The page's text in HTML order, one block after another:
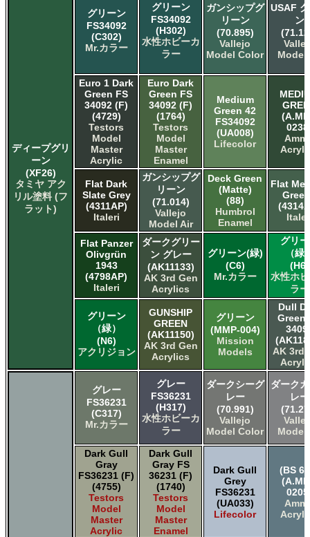
ディープグリ
ーン
(XF26)
タミヤ アク
リル塗料 (フ
ラット)
グリーン
FS34092
(C302)
Mr.カラー
グリーン
FS34092
(H302)
水性ホビーカ
ラー
ガンシップグ
リーン
(70.895)
Vallejo
Model Color
USAF
ン
Model
Euro 1 Dark
Green FS
34092 (F)
(4729)
Testors
Model
Master
Acrylic
Euro Dark
Green FS
34092 (F)
(1764)
Testors
Model
Master
Enamel
Medium
Green 42
FS34092
(UA008)
Lifecolor
Flat Dark
Slate Grey
(4311AP)
Italeri
ガンシップグ
リーン
(71.014)
Vallejo
Model Air
Deck Green
(Matte)
(88)
Humbrol
Enamel
Flat
Flat Panzer
Olivgrün
1943
(4798AP)
Italeri
ダークグリー
ン グレー
(AK11133)
AK 3rd Gen
Acrylics
グリーン(緑)
(C6)
Mr.カラー
グリ
（緑
(H6)
水性ホ
ラー
グリーン
（緑）
(N6)
アクリジョン
GUNSHIP
GREEN
(AK11150)
AK 3rd Gen
Acrylics
グリーン
(MMP-004)
Mission
Models
Dull
Green
AK 3rd
グレー
FS36231
(C317)
Mr.カラー
グレー
FS36231
(H317)
水性ホビーカ
ラー
ダークシーグ
レー
(70.991)
Vallejo
Model Color
ダーク
レー
Model
Dark Gull
Gray
FS36231 (F)
(4755)
Testors
Model
Master
Acrylic
Dark Gull
Gray FS
36231 (F)
(1740)
Testors
Model
Master
Enamel
Dark Gull
Grey
FS36231
(UA033)
Lifecolor
(BS